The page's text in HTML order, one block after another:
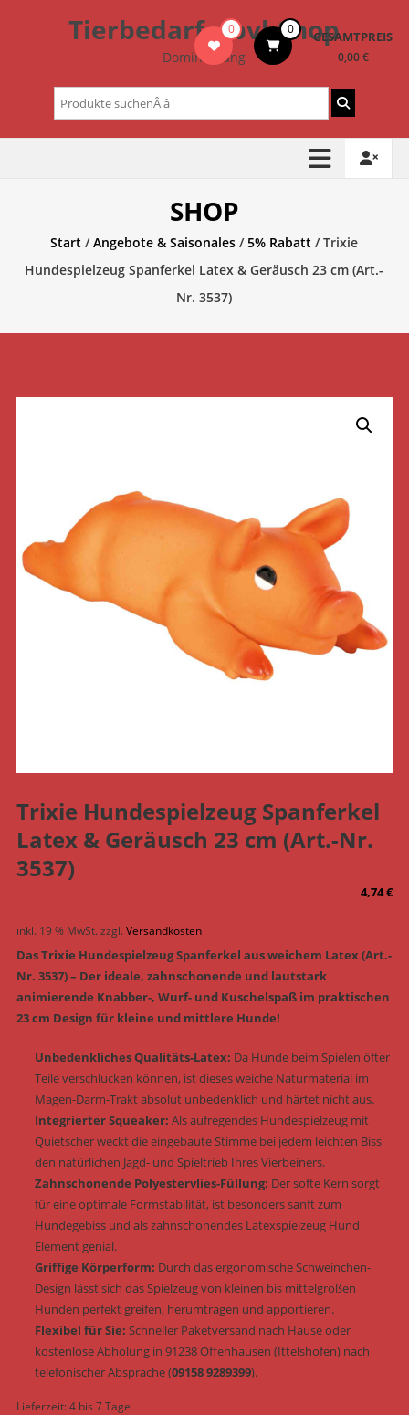
Tierbedarf – bvl-Shop
Dominik Lang
0 0 GESAMTPREIS
0,00 €
Suchen
nach:
SHOP
Start /Angebote & Saisonales /5% Rabatt / Trixie
Hundespielzeug Spanferkel Latex & Geräusch 23 cm (Art.-
Nr. 3537)
Trixie Hundespielzeug Spanferkel
Latex & Geräusch 23 cm (Art.-Nr.
3537)
4,74€
inkl. 19 % MwSt. zzgl. Versandkosten
Das Trixie Hundespielzeug Spanferkel aus weichem Latex (Art.-
Nr. 3537) – Der ideale, zahnschonende und lautstark
animierende Knabber-, Wurf- und Kuschelspaß im praktischen
23 cm Design für kleine und mittlere Hunde!
Unbedenkliches Qualitäts-Latex: Da Hunde beim Spielen öfter
Teile verschlucken können, ist dieses weiche Naturmaterial im
Magen-Darm-Trakt absolut unbedenklich und härtet nicht aus.
Integrierter Squeaker: Als aufregendes Hundespielzeug mit
Quietscher weckt die eingebaute Stimme bei jedem leichten Biss
den natürlichen Jagd- und Spieltrieb Ihres Vierbeiners.
Zahnschonende Polyestervlies-Füllung: Der softe Kern sorgt
für eine optimale Formstabilität, ist besonders sanft zum
Hundegebiss und als zahnschonendes Latexspielzeug Hund
Element genial.
Griffige Körperform: Durch das ergonomische Schweinchen-
Design lässt sich das Spielzeug von kleinen bis mittelgroßen
Hunden perfekt greifen, herumtragen und apportieren.
Flexibel für Sie: Schneller Paketversand nach Hause oder
kostenlose Abholung in 91238 Offenhausen (Ittelshofen) nach
telefonischer Absprache (09158 9289399).
Lieferzeit:4 bis 7 Tage